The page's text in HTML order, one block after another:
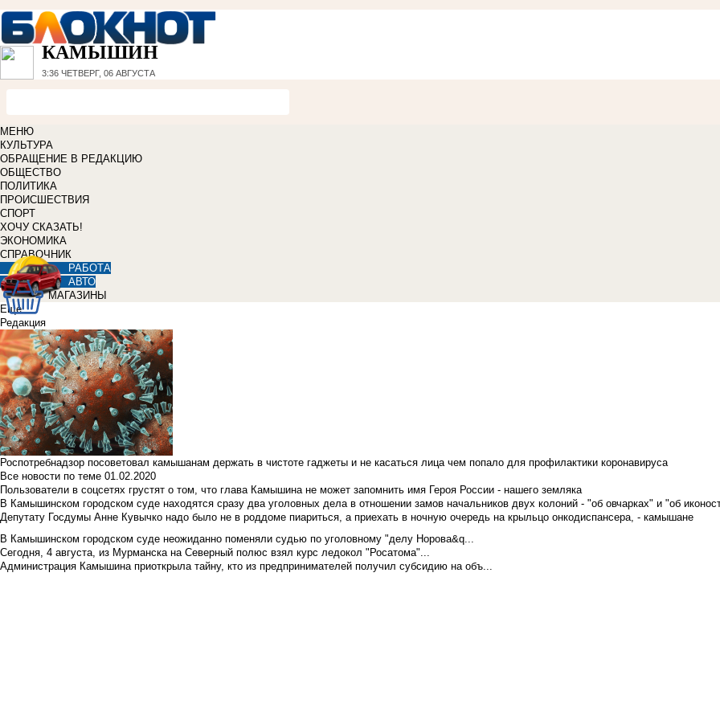
КАМЫШИН
3:36 ЧЕТВЕРГ, 06 АВГУСТА
МЕНЮ
КУЛЬТУРА
ОБРАЩЕНИЕ В РЕДАКЦИЮ
ОБЩЕСТВО
ПОЛИТИКА
ПРОИСШЕСТВИЯ
СПОРТ
ХОЧУ СКАЗАТЬ!
ЭКОНОМИКА
СПРАВОЧНИК
РАБОТА
АВТО
МАГАЗИНЫ
Еще
Редакция
Роспотребнадзор посоветовал камышанам держать в чистоте гаджеты и не касаться лица чем попало для профилактики коронавируса
Все новости по теме 01.02.2020
Пользователи в соцсетях грустят о том, что глава Камышина не может запомнить имя Героя России - нашего земляка
В Камышинском городском суде находятся сразу два уголовных дела в отношении замов начальников двух колоний - "об овчарках" и "об
Депутату Госдумы Анне Кувычко надо было не в роддоме пиариться, а приехать в ночную очередь на крыльцо онкодиспансера, - камышане
В Камышинском городском суде неожиданно поменяли судью по уголовному "делу Норова&q...
Сегодня, 4 августа, из Мурманска на Северный полюс взял курс ледокол "Росатома"...
Администрация Камышина приоткрыла тайну, кто из предпринимателей получил субсидию на объ...